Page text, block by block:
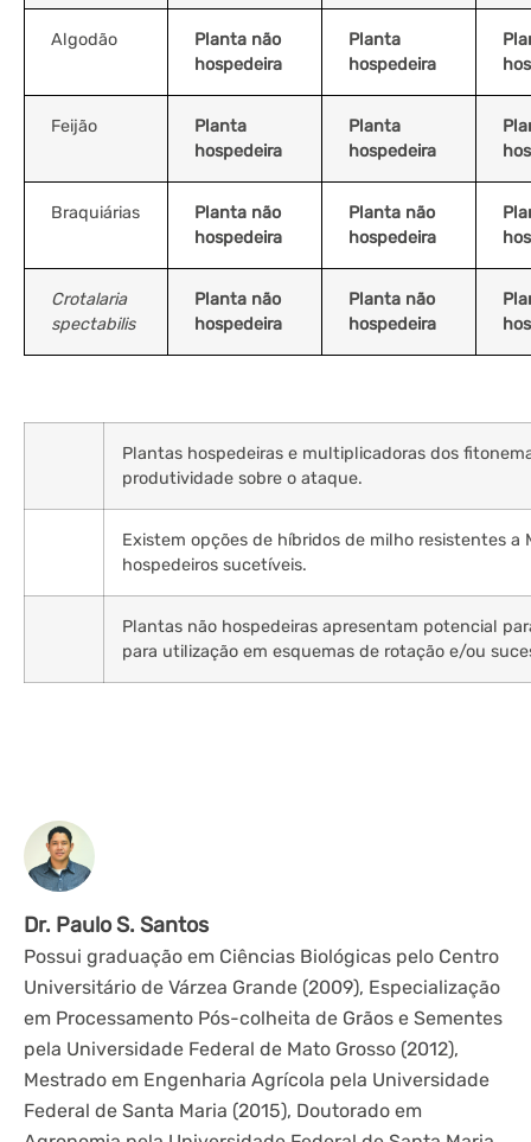
Algodão
Planta não
hospedeira
Planta
hospedeira
Feijão
Planta
hospedeira
Planta
hospedeira
Braquiárias
Planta não
hospedeira
Planta não
hospedeira
Crotalaria
spectabilis
Planta não
hospedeira
Planta não
hospedeira
Plantas hospedeiras e multiplicadoras dos
produtividade sobre o ataque.
Existem opções de híbridos de milho resistentes a
hospedeiros sucetíveis.
Plantas não hospedeiras apresentam potencial
para utilização em esquemas de rotação e/ou
Dr. Paulo S. Santos
Possui graduação em Ciências Biológicas pelo Centro
Universitário de Várzea Grande (2009), Especialização
em Processamento Pós-colheita de Grãos e Sementes
pela Universidade Federal de Mato Grosso (2012),
Mestrado em Engenharia Agrícola pela Universidade
Federal de Santa Maria (2015), Doutorado em